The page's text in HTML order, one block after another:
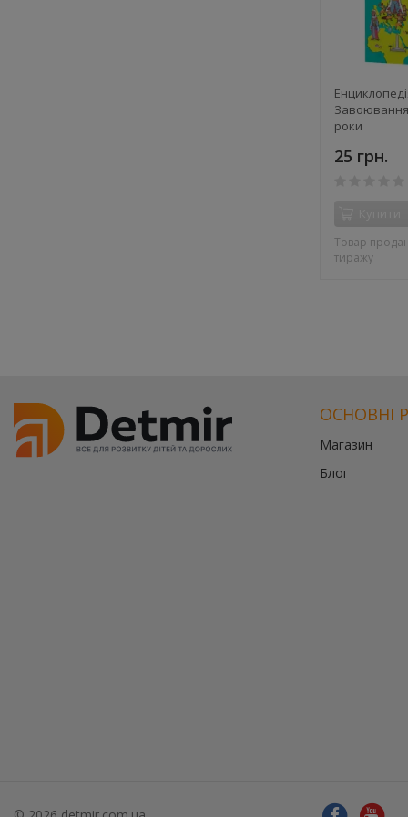
Завоювання
роки
25 грн.
Товар
тиражу
ОСНОВНІ
Магазин
Блог